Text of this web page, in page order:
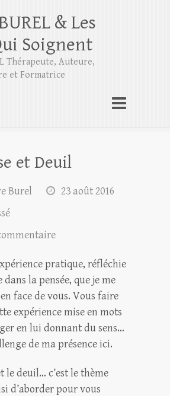
& Les
Soignent
Thérapeute, Auteure,
et Formatrice
et Deuil
Burel
23 août 2016
pratique, réfléchie
dans la pensée, que je me
face de vous. Vous faire
expérience mise en mots
en lui donnant du sens…
de ma présence ici.
le deuil… c’est le thème
d’aborder pour vous